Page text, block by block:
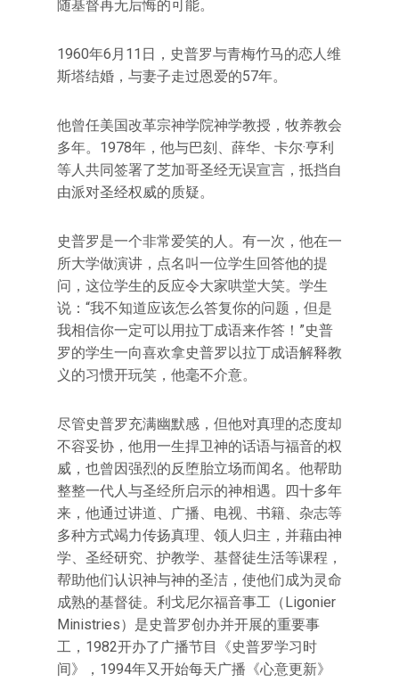
随基督再无后悔的可能。
1960年6月11日，史普罗与青梅竹马的恋人维
斯塔结婚，与妻子走过恩爱的57年。
他曾任美国改革宗神学院神学教授，牧养教会
多年。1978年，他与巴刻、薛华、卡尔·亨利
等人共同签署了芝加哥圣经无误宣言，抵挡自
由派对圣经权威的质疑。
史普罗是一个非常爱笑的人。有一次，他在一
所大学做演讲，点名叫一位学生回答他的提
问，这位学生的反应令大家哄堂大笑。学生
说：“我不知道应该怎么答复你的问题，但是
我相信你一定可以用拉丁成语来作答！”史普
罗的学生一向喜欢拿史普罗以拉丁成语解释教
义的习惯开玩笑，他毫不介意。
尽管史普罗充满幽默感，但他对真理的态度却
不容妥协，他用一生捍卫神的话语与福音的权
威，也曾因强烈的反堕胎立场而闻名。他帮助
整整一代人与圣经所启示的神相遇。四十多年
来，他通过讲道、广播、电视、书籍、杂志等
多种方式竭力传扬真理、领人归主，并藉由神
学、圣经研究、护教学、基督徒生活等课程，
帮助他们认识神与神的圣洁，使他们成为灵命
成熟的基督徒。利戈尼尔福音事工（Ligonier
Ministries）是史普罗创办并开展的重要事
工，1982开办了广播节目《史普罗学习时
间》，1994年又开始每天广播《心意更新》